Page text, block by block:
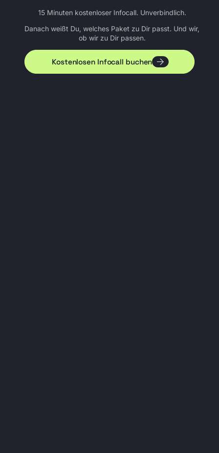
15 Minuten kostenloser Infocall. Unverbindlich.
Danach weißt Du, welches Paket zu Dir passt. Und wir,
ob wir zu Dir passen.
Kostenlosen Infocall buchen